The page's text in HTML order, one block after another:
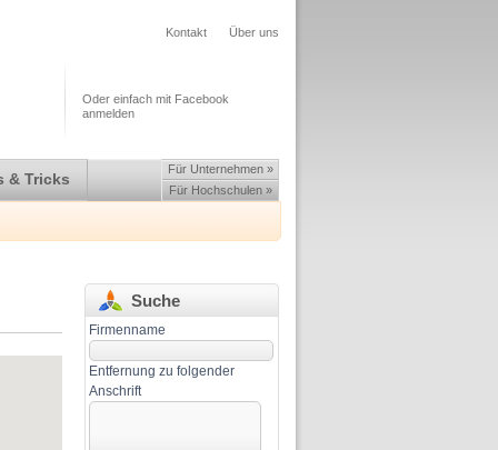
Kontakt Über uns
Oder einfach mit Facebook
anmelden
& Tricks
Für Unternehmen »
Für Hochschulen »
Suche
Firmenname
Entfernung zu folgender
Anschrift